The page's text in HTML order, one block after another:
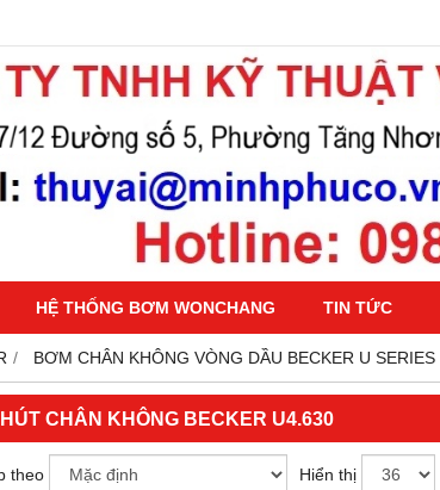
HỆ THỐNG BƠM WONCHANG TIN TỨC
BƠM CHÂN KHÔNG VÒNG DẦU BECKER U SERIES
CHÂN KHÔNG BECKER U4.630
theo Hiển thị